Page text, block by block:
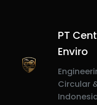
PT
Enviro
Circular